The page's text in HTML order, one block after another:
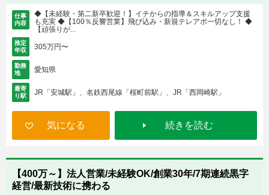
仕事
内容
◆【未経験・第二新卒歓迎！】イチからの指導＆スキルアップ支援
も充実 ◆【100％反響営業】飛び込み・新規テレアポ一切なし！ ◆
【頑張りが...
推定
年収
305万円〜
勤務
地
愛知県
最寄
り駅
JR「安城駅」、名鉄西尾線「桜町前駅」、JR「西岡崎駅」
気になる 続きを読む
【400万～】法人営業/未経験OK/創業30年/7期連続黒字
経営/最新技術に携わる